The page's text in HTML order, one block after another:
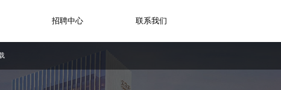
招聘中心 联系我们